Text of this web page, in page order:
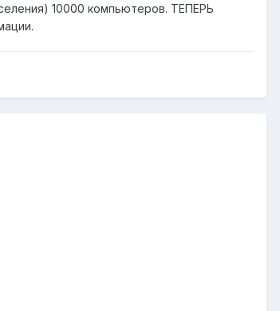
10000 компьютеров. ТЕПЕРЬ